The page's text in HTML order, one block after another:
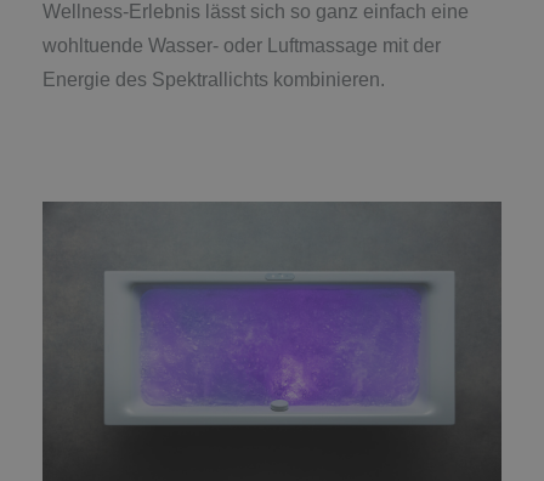
Wellness-Erlebnis lässt sich so ganz einfach eine
wohltuende Wasser- oder Luftmassage mit der
Energie des Spektrallichts kombinieren.